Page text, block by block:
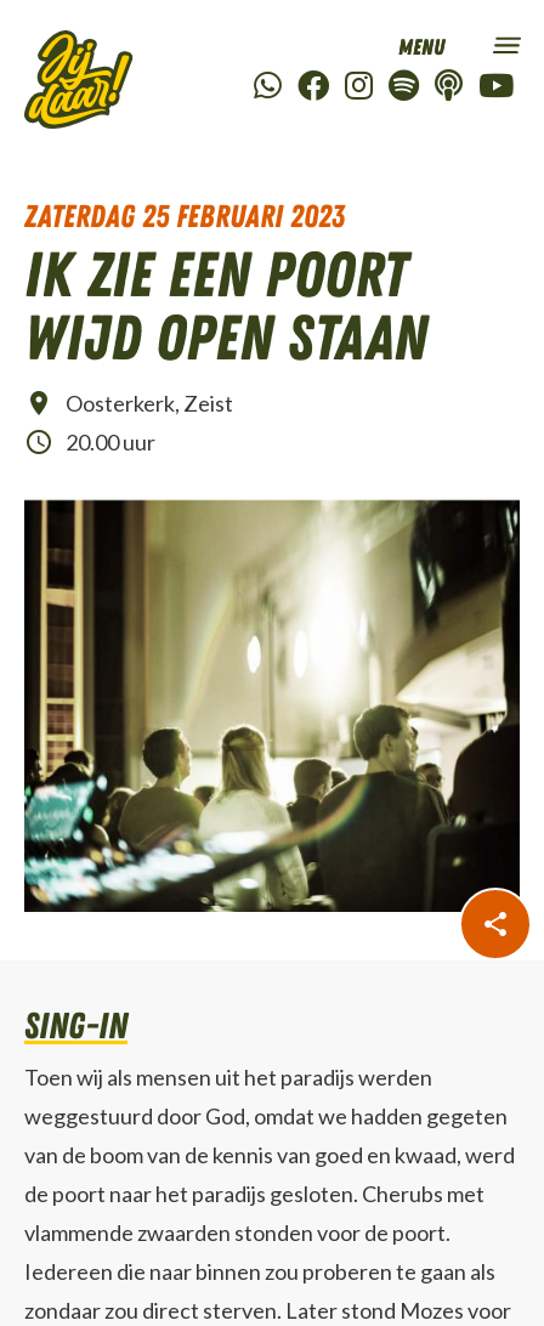
zaterdag 25 februari 2023
Ik zie een poort
wijd open staan
Oosterkerk, Zeist
20.00 uur
sing-in
Toen wij als mensen uit het paradijs werden
weggestuurd door God, omdat we hadden gegeten
van de boom van de kennis van goed en kwaad, werd
de poort naar het paradijs gesloten. Cherubs met
vlammende zwaarden stonden voor de poort.
Iedereen die naar binnen zou proberen te gaan als
zondaar zou direct sterven. Later stond Mozes voor